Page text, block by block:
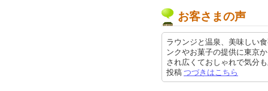
お客さまの声
ラウンジと温泉、美味しい
ンクやお菓子の提供に東京
され広くておしゃれで気分
投稿 つづきはこちら